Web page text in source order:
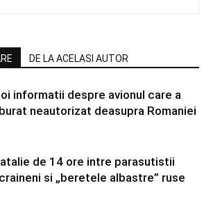
DE LA ACELASI AUTOR
informatii despre avionul care a
neautorizat deasupra Romaniei
de 14 ore intre parasutistii
si „beretele albastre” ruse